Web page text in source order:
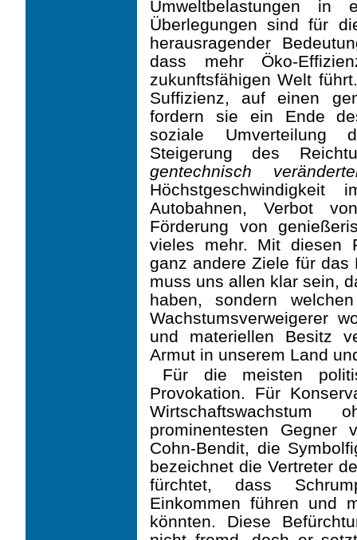
Umweltbelastungen in
Überlegungen sind für
herausragender
dass mehr Öko-
zukunftsfähigen Welt
Suffizienz, auf einen
fordern sie ein Ende
soziale Umverteilung
Steigerung des
gentechnisch
Autobahnen, Verbot
Förderung von
vieles mehr. Mit diesen
ganz andere Ziele für das
muss uns allen klar sein,
haben, sondern
Wachstumsverweigerer
und materiellen Besitz
Armut in unserem Land
Für die meisten
Provokation. Für
prominentesten Gegner
Cohn-Bendit, die
bezeichnet die Vertreter
fürchtet, dass
Einkommen führen und
könnten. Diese